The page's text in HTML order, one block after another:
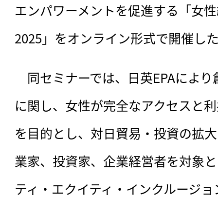
エンパワーメントを促進する「女
2025」をオンライン形式で開催し
同セミナーでは、 日英EPAによ
に関し、女性が完全なアクセスと
を目的とし、対日貿易・投資の拡
業家、投資家、企業経営者を対象
ティ・エクイティ・インクルージ